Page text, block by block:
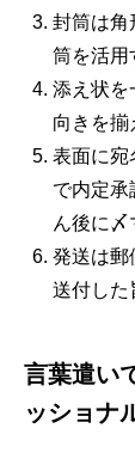
封筒は角
筒を活用
添え状を
向きを揃
表面に宛
で内定承
ん後に〆
発送は郵
送付した
言葉遣い
ッショナ